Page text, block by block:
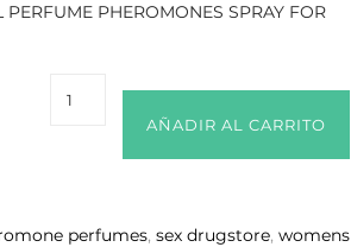
PERFUME PHEROMONES SPRAY FOR
AÑADIR AL CARRITO
perfumes,sex drugstore,womens